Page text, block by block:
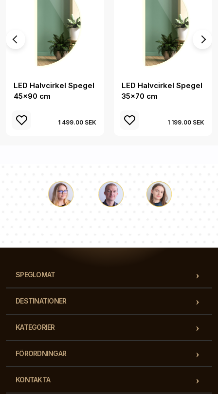
LED Halvcirkel Spegel
45x90 cm
1 499.00 SEK
LED Halvcirkel Spegel
35x70 cm
1 199.00 SEK
SPEGLOMAT
DESTINATIONER
KATEGORIER
FÖRORDNINGAR
KONTAKTA